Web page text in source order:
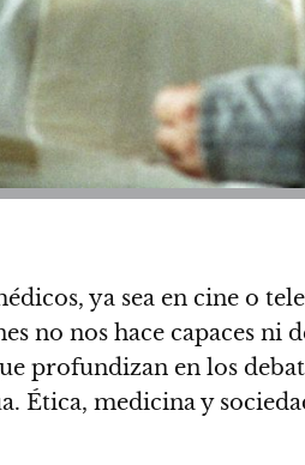
ya sea en cine o
no nos hace capaces ni
profundizan en los
Ética, medicina y